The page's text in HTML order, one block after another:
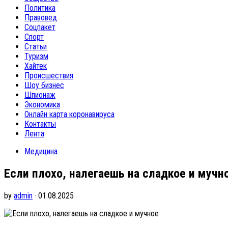
Политика
Правовед
Соцпакет
Спорт
Статьи
Туризм
Хайтек
Происшествия
Шоу бизнес
Шпионаж
Экономика
Онлайн карта коронавируса
Контакты
Лента
Медицина
Если плохо, налегаешь на сладкое и
by admin · 01.08.2025